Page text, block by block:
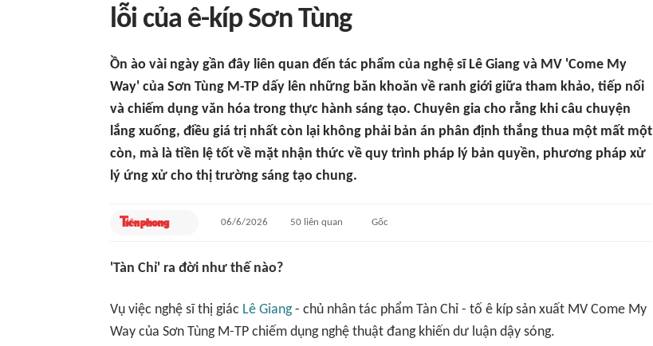
lỗi của ê-kíp Sơn Tùng
Ồn ào vài ngày gần đây liên quan đến tác phẩm của nghệ sĩ Lê Giang và MV 'Come My
Way' của Sơn Tùng M-TP dấy lên những băn khoăn về ranh giới giữa tham khảo, tiếp nối
và chiếm dụng văn hóa trong thực hành sáng tạo. Chuyên gia cho rằng khi câu chuyện
lắng xuống, điều giá trị nhất còn lại không phải bản án phân định thắng thua một mất một
còn, mà là tiền lệ tốt về mặt nhận thức về quy trình pháp lý bản quyền, phương pháp xử
lý ứng xử cho thị trường sáng tạo chung.
06/6/2026 50liên quan Gốc
'Tàn Chỉ' ra đời như thế nào?
Vụ việc nghệ sĩ thị giác Lê Giang- chủ nhân tác phẩm Tàn Chỉ - tố ê kíp sản xuất MV Come My
Way của Sơn Tùng M-TP chiếm dụng nghệ thuật đang khiến dư luận dậy sóng.